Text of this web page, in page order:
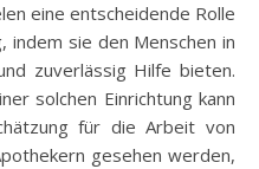
eine entscheidende Rolle
indem sie den Menschen in
zuverlässig Hilfe bieten.
solchen Einrichtung kann
für die Arbeit von
gesehen werden,